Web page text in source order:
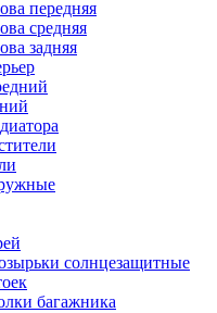
передняя
средняя
задняя
солнцезащитные
багажника